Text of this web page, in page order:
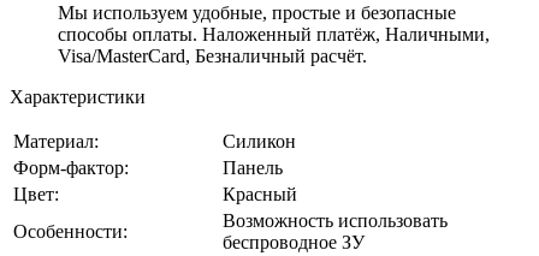
Мы используем удобные, простые и безопасные
способы оплаты. Наложенный платёж, Наличными,
Visa/MasterCard, Безналичный расчёт.
Характеристики
Материал:
Силикон
Форм-фактор:
Панель
Цвет:
Красный
Особенности:
Возможность использовать
беспроводное ЗУ